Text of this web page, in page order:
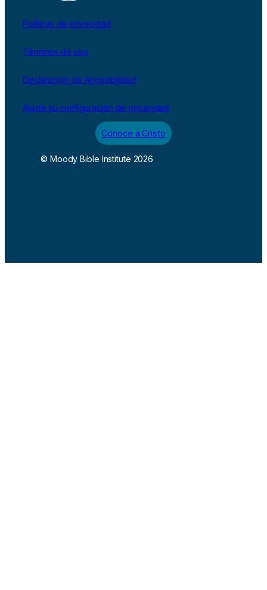
Políticas de privacidad
Términos de uso
Declaración de Accesibilidad
Ajuste su configuración de privacidad
Conoce a Cristo
© Moody Bible Institute 2026